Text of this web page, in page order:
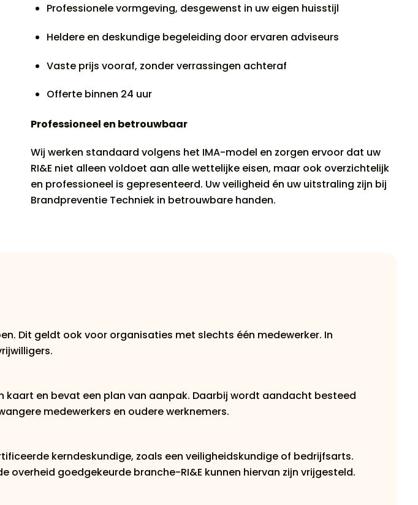
Professionele vormgeving, desgewenst in uw eigen huisstijl
Heldere en deskundige begeleiding door ervaren adviseurs
Vaste prijs vooraf, zonder verrassingen achteraf
Offerte binnen 24 uur
Professioneel en betrouwbaar
Wij werken standaard volgens het IMA-model en zorgen ervoor dat uw
RI&E niet alleen voldoet aan alle wettelijke eisen, maar ook overzichtelijk
en professioneel is gepresenteerd. Uw veiligheid én uw uitstraling zijn bij
Brandpreventie Techniek in betrouwbare handen.
Dit geldt ook voor organisaties met slechts één medewerker. In
kaart en bevat een plan van aanpak. Daarbij wordt aandacht besteed
medewerkers en oudere werknemers.
kerndeskundige, zoals een veiligheidskundige of bedrijfsarts.
goedgekeurde branche-RI&E kunnen hiervan zijn vrijgesteld.